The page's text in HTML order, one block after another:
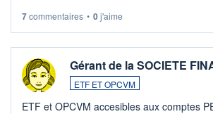
7commentaires • 0j'aime
Gérant de la SOCIETE
ETF ET OPCVM
ETF et OPCVM accesibles aux